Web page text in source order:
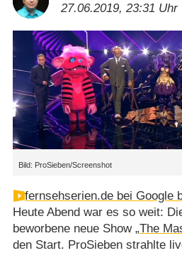
27.06.2019, 23:31 Uhr
Bild: ProSieben/Screenshot
fernsehserien.de bei Google
Heute Abend war es so weit:
beworbene neue Show „The
den Start. ProSieben strahlte